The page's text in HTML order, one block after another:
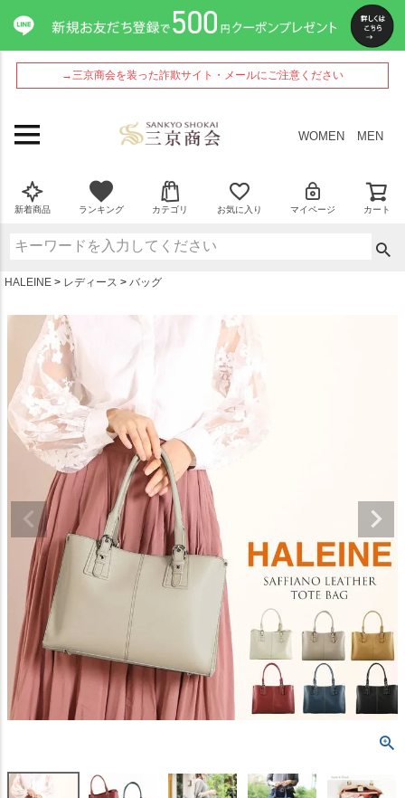
→三京商会を装った詐欺サイト・メールにご注意ください
WOMEN MEN
新着商品 ランキング カテゴリ お気に入り マイページ カート
HALEINE レディース バッグ
ペー
ジト
ップ
へ